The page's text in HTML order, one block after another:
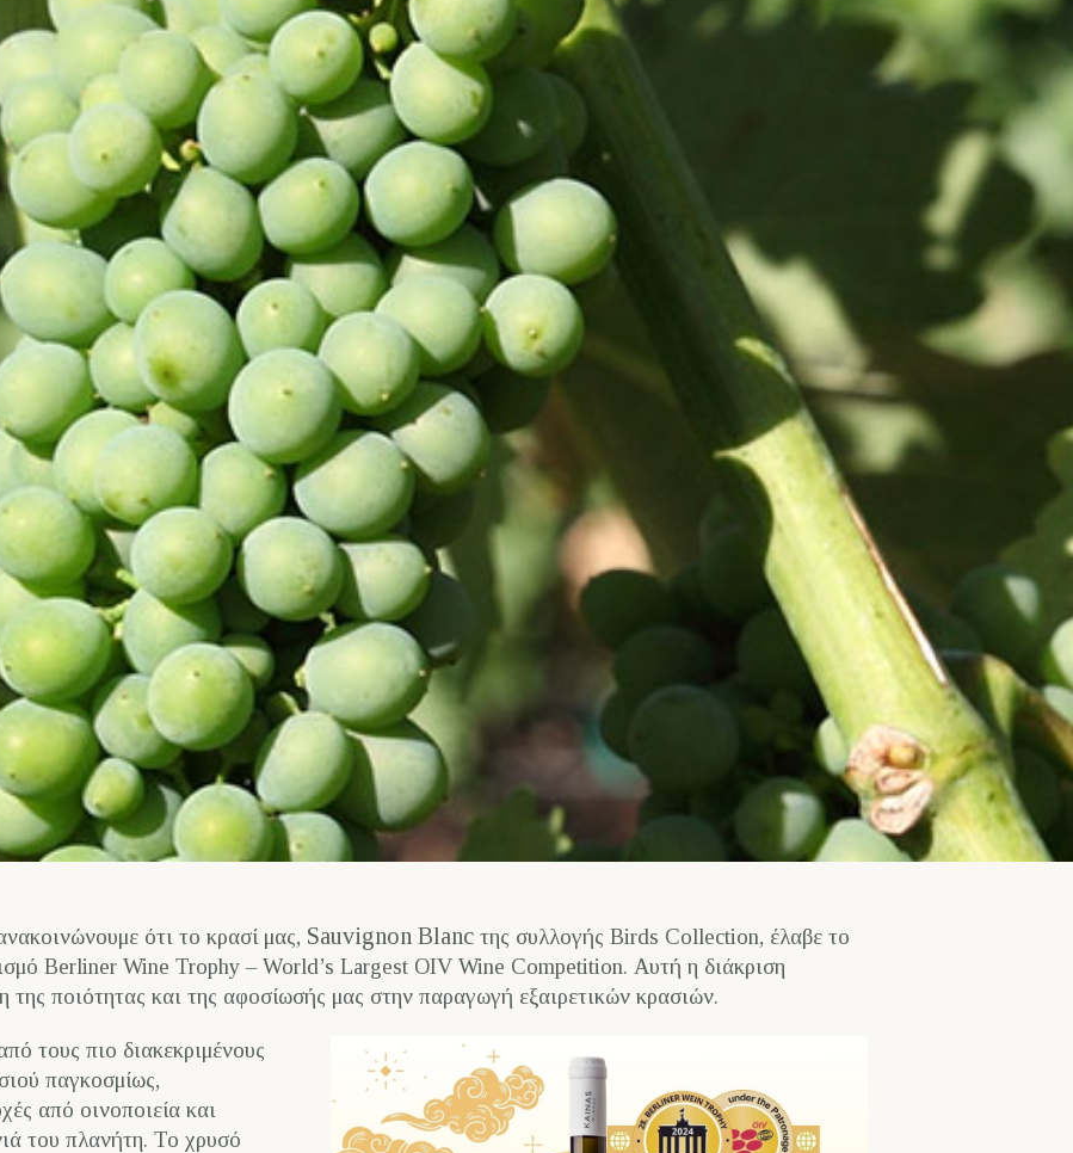
ότι το κρασί μας, Sauvignon Blanc της συλλογής Birds Collection, έλαβε το
Berliner Wine Trophy – World’s Largest OIV Wine Competition. Αυτή η διάκριση
της ποιότητας και της αφοσίωσής μας στην παραγωγή εξαιρετικών κρασιών.
τους πιο διακεκριμένους
παγκοσμίως,
από οινοποιεία και
του πλανήτη. Το χρυσό